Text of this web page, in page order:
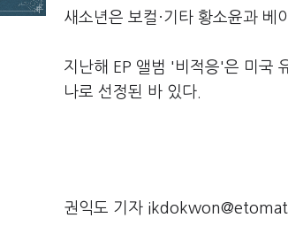
새소년은 보컬·기타 황소윤과 베
지난해 EP 앨범 '비적응'은 미국
나로 선정된 바 있다.
권익도 기자